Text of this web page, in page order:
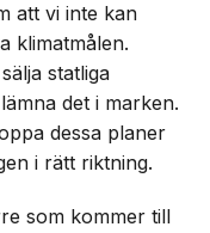
att vi inte kan
klimatmålen.
statliga
det i marken.
dessa planer
i rätt riktning.
som kommer till